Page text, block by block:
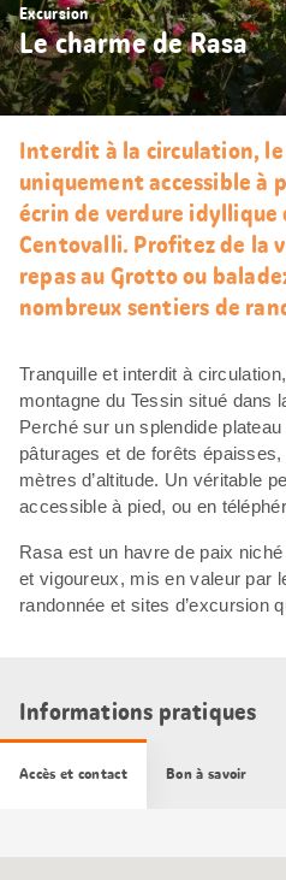
Excursion
Le charme de Rasa
Interdit à la circulation,
uniquement accessible à
écrin de verdure idyllique
Centovalli. Profitez de la
repas au Grotto ou
nombreux sentiers de
Tranquille et interdit à
montagne du Tessin situé dans
Perché sur un splendide
pâturages et de forêts
mètres d’altitude. Un véritable
accessible à pied, ou en
Rasa est un havre de paix
et vigoureux, mis en valeur par
randonnée et sites d’excursion
Informations pratiques
Accès et contact Bon à savoir